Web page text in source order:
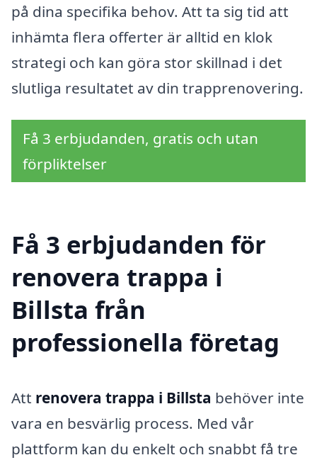
på dina specifika behov. Att ta sig tid att
inhämta flera offerter är alltid en klok
strategi och kan göra stor skillnad i det
slutliga resultatet av din trapprenovering.
Få 3 erbjudanden, gratis och utan
förpliktelser
Få 3 erbjudanden för
renovera trappa i
Billsta från
professionella företag
Att renovera trappa i Billsta behöver inte
vara en besvärlig process. Med vår
plattform kan du enkelt och snabbt få tre